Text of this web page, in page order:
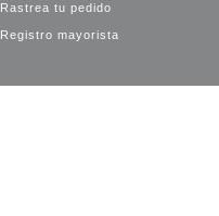
Rastrea tu pedido
Registro mayorista